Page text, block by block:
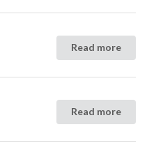
Read more
Read more